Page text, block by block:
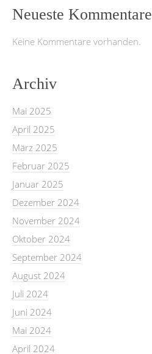
Neueste Kommentare
Keine Kommentare vorhanden.
Archiv
Mai 2025
April 2025
März 2025
Februar 2025
Januar 2025
Dezember 2024
November 2024
Oktober 2024
September 2024
August 2024
Juli 2024
Juni 2024
Mai 2024
April 2024